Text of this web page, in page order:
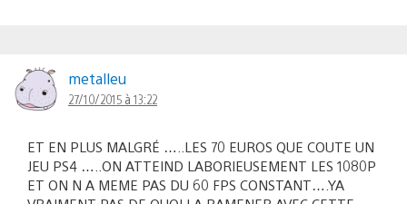
metalleu
27/10/2015 à 13:22
ET EN PLUS MALGRÉ …..LES 70 EUROS QUE COUTE UN
JEU PS4 …..ON ATTEIND LABORIEUSEMENT LES 1080P
ET ON N A MEME PAS DU 60 FPS CONSTANT….YA